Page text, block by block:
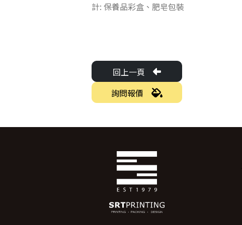
計: 保養品彩盒 、 肥皂包裝
回上一頁
詢問報價